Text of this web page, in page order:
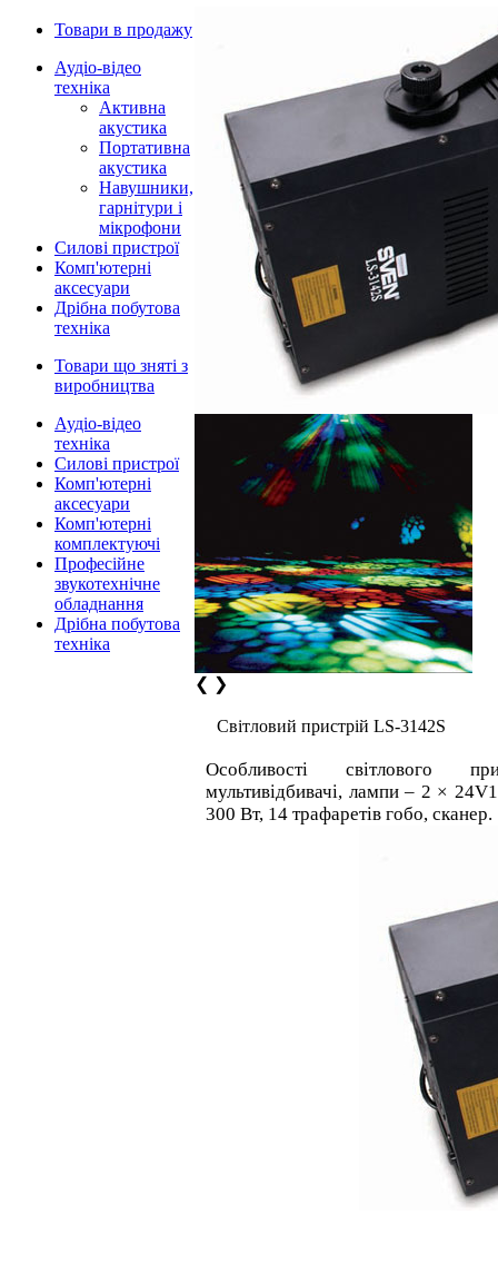
Товари в продажу
Аудіо-відео
техніка
Активна
акустика
Портативна
акустика
Навушники,
гарнітури і
мікрофони
Силові пристрої
Комп'ютерні
аксесуари
Дрібна побутова
техніка
Товари що зняті з
виробництва
Аудіо-відео
техніка
Силові пристрої
Комп'ютерні
аксесуари
Комп'ютерні
комплектуючі
Професійне
звукотехнічне
обладнання
Дрібна побутова
техніка
❮ ❯
Світловий пристрій LS-3142S
Особливості світлового
мультивідбивачі, лампи – 2 ×
300 Вт, 14 трафаретів гобо, сканер.